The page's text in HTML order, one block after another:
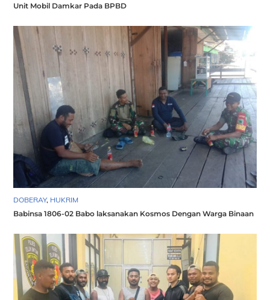
Unit Mobil Damkar Pada BPBD
DOBERAY, HUKRIM
Babinsa 1806-02 Babo laksanakan Kosmos Dengan Warga Binaan